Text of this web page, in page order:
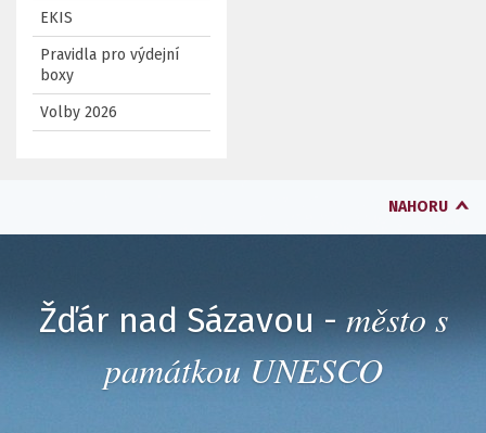
EKIS
Pravidla pro výdejní
boxy
Volby 2026
NAHORU
Žďár nad Sázavou - město s
památkou UNESCO